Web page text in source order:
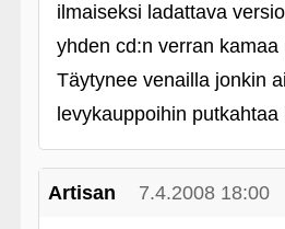
ilmaiseksi ladattava
yhden cd:n verran kamaa
Täytynee venailla jonkin
levykauppoihin
Artisan 7.4.2008 18:00